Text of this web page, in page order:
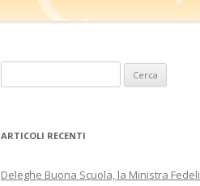
per:
ARTICOLI RECENTI
Deleghe Buona Scuola, la Ministra Fedeli